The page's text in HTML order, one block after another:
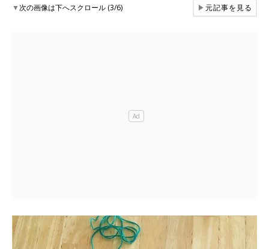
▼次の画像は下へスクロール (3/6) ▶元記事を見る